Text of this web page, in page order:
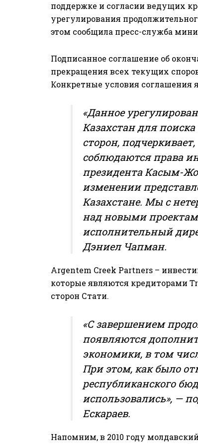
поддержке и согласии ведущих
урегулирования
этом сообщила пресс-служба
Подписанное соглашение об
прекращения всех текущих
Конкретные условия
«Данное
Казахстан для
сторон,
соблюдаются права
президентаКасым-
изменении
Казахстане. Мы с
над новыми
исполнительный
Дэниел Чапман.
Argentem Creek Partners –
которые являются кредиторами
сторон Стати.
«С завершением
появляются
экономики, в том
При этом, как было
республиканского
использовались», —
Ескараев.
Напомним, в 2010 году